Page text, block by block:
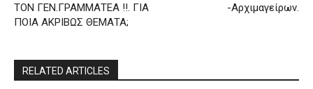
ΤΟΝ ΓΕΝ.ΓΡΑΜΜΑΤΕΑ !!. ΓΙΑ
ΠΟΙΑ ΑΚΡΙΒΩΣ ΘΕΜΑΤΑ;
-Αρχιμαγείρων.
RELATED ARTICLES